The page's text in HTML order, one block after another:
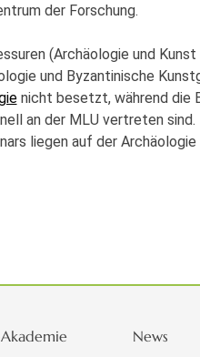
der Forschung.
(Archäologie und Kunst
und Byzantinische
nicht besetzt, während die
an der MLU vertreten sind.
liegen auf der Archäologie
News